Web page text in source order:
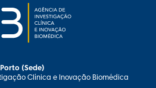
Porto (Sede)
Clínica e Inovação Biomédica